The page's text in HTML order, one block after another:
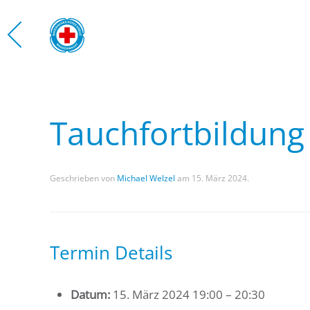
Zum Hauptinhalt springen
Tauchfortbildung
Geschrieben von Michael Welzel am 15. März 2024.
Termin Details
Datum: 15. März 2024 19:00 – 20:30